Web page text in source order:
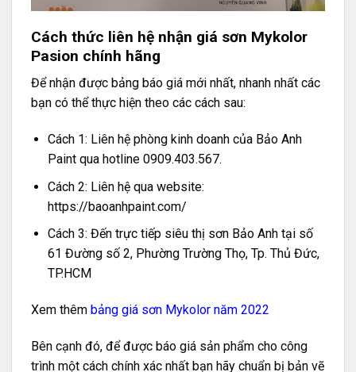
Cách thức liên hệ nhận giá sơn Mykolor
Pasion chính hãng
Để nhận được bảng báo giá mới nhất, nhanh nhất các
bạn có thể thực hiện theo các cách sau:
Cách 1: Liên hệ phòng kinh doanh của Bảo Anh
Paint qua hotline 0909.403.567.
Cách 2: Liên hệ qua website:
https://baoanhpaint.com/
Cách 3: Đến trực tiếp siêu thị sơn Bảo Anh tại số
61 Đường số 2, Phường Trường Thọ, Tp. Thủ Đức,
TP.HCM
Xem thêm bảng giá sơn Mykolor năm 2022
Bên cạnh đó, để được báo giá sản phẩm cho công
trình một cách chính xác nhất bạn hãy chuẩn bị bản vẽ